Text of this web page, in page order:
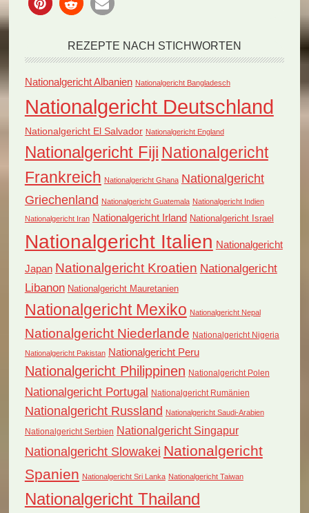
REZEPTE NACH STICHWORTEN
Nationalgericht Albanien Nationalgericht Bangladesch
Nationalgericht Deutschland
Nationalgericht El Salvador Nationalgericht England
Nationalgericht Fiji Nationalgericht
Frankreich Nationalgericht Ghana Nationalgericht
Griechenland Nationalgericht Guatemala Nationalgericht Indien
Nationalgericht Iran Nationalgericht Irland Nationalgericht Israel
Nationalgericht Italien Nationalgericht
Japan Nationalgericht Kroatien Nationalgericht
Libanon Nationalgericht Mauretanien
Nationalgericht Mexiko Nationalgericht Nepal
Nationalgericht Niederlande Nationalgericht Nigeria
Nationalgericht Pakistan Nationalgericht Peru
Nationalgericht Philippinen Nationalgericht Polen
Nationalgericht Portugal Nationalgericht Rumänien
Nationalgericht Russland Nationalgericht Saudi-Arabien
Nationalgericht Serbien Nationalgericht Singapur
Nationalgericht Slowakei Nationalgericht
Spanien Nationalgericht Sri Lanka Nationalgericht Taiwan
Nationalgericht Thailand